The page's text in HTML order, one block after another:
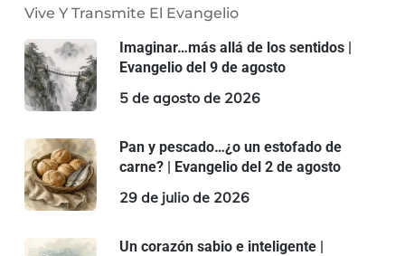
Vive Y Transmite El Evangelio
Imaginar…más allá de los sentidos |
Evangelio del 9 de agosto
5 de agosto de 2026
Pan y pescado…¿o un estofado de
carne? | Evangelio del 2 de agosto
29 de julio de 2026
Un corazón sabio e inteligente |